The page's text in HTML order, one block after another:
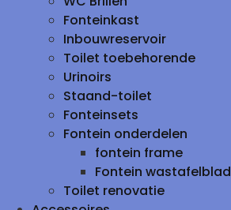
Fonteinkast
Inbouwreservoir
Toilet toebehorende
Urinoirs
Staand-toilet
Fonteinsets
Fontein onderdelen
fontein frame
Fontein wastafelblad
Toilet renovatie